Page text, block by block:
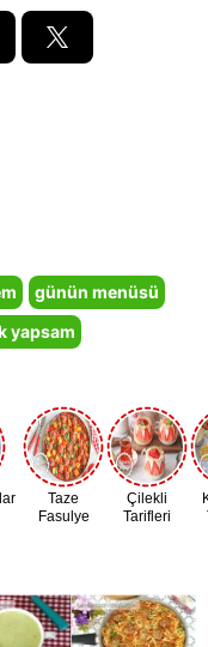
günün menüsü
yapsam
Taze
Fasulye
Çilekli
Tarifleri